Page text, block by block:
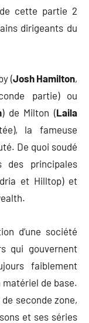
cette partie 2
dirigeants du
(Josh Hamilton,
partie) ou
) de Milton (Laila
la fameuse
De quoi soudé
des principales
et Hilltop) et
d’une société
qui gouvernent
faiblement
matériel de base.
seconde zone,
et ses séries